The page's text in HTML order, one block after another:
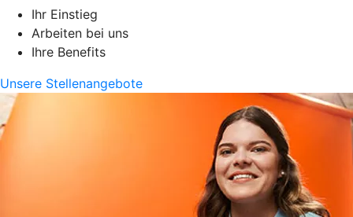
Ihr Einstieg
Arbeiten bei uns
Ihre Benefits
Unsere Stellenangebote